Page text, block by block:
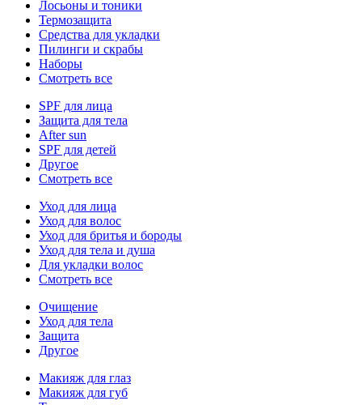
Лосьоны и тоники
Термозащита
Средства для укладки
Пилинги и скрабы
Наборы
Смотреть все
SPF для лица
Защита для тела
After sun
SPF для детей
Другое
Смотреть все
Уход для лица
Уход для волос
Уход для бритья и бороды
Уход для тела и душа
Для укладки волос
Смотреть все
Очищение
Уход для тела
Защита
Другое
Макияж для глаз
Макияж для губ